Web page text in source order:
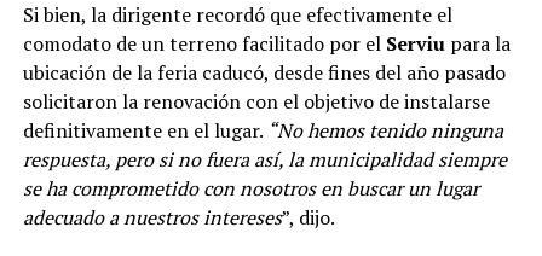
Si bien, la dirigente recordó que efectivamente el
comodato de un terreno facilitado por el Serviupara la
ubicación de la feria caducó, desde fines del año pasado
solicitaron la renovación con el objetivo de instalarse
definitivamente en el lugar. “No hemos tenido ninguna
respuesta, pero si no fuera así, la municipalidad siempre
se ha comprometido con nosotros en buscar un lugar
adecuado a nuestros intereses”, dijo.